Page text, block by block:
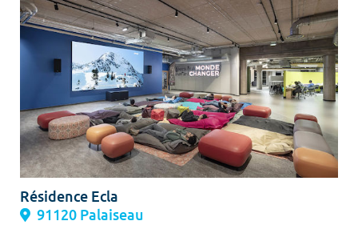
Résidence Ecla
91120 Palaiseau